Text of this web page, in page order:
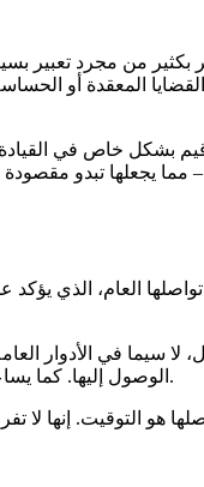
بكثير من مجرد تعبير
المعقدة أو
بشكل خاص في القيادة
مما يجعلها تبدو
تواصلها العام، الذي
سيما في الأدوار
الوصول إليها. كما .
هو التوقيت. إنها لا